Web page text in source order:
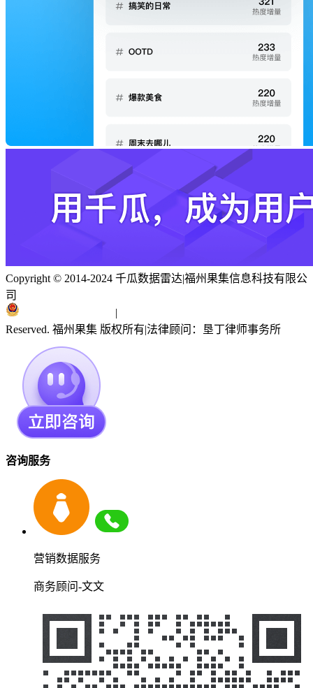
Copyright © 2014-2024 千瓜数据雷达|福州果集信息科技有限公
司
|
Reserved. 福州果集 版权所有|法律顾问：垦丁律师事务所
咨询服务
营销数据服务
商务顾问-文文